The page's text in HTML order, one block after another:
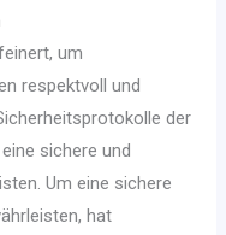
um
respektvoll und
der
sichere und
Um eine sichere
hat